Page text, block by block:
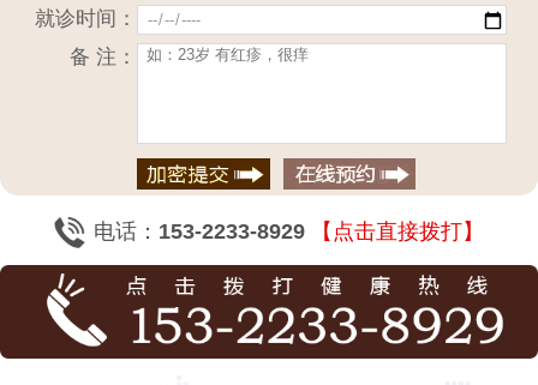
就诊时间：
备 注：
电话： 153-2233-8929 【点击直接拨打】